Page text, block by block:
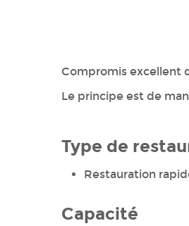
Compromis excellent
Le principe est de
Type de
Restauration
Capacité